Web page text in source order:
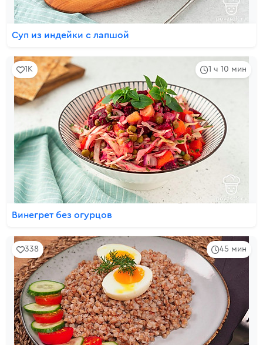
Суп из индейки с лапшой
1 ч 10 мин
1K
Винегрет без огурцов
45 мин
338